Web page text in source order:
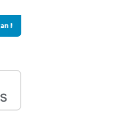
Perum Bulog Kancab Ponorogo